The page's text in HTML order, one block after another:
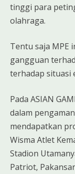
tinggi para
olahraga.
Tentu saja MPE
gangguan
terhadap situasi
Pada ASIAN
dalam
mendapatkan
Wisma Atlet
Stadion
Patriot,